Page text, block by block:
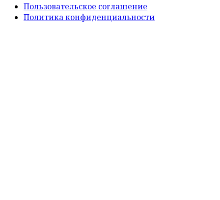
Пользовательское соглашение
Политика конфиденциальности